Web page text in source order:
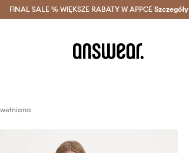
z Answear Club > Dostawa nawet w 24h >
FINAL SALE % WIĘKSZE RABATY W APPCE Szczegóły